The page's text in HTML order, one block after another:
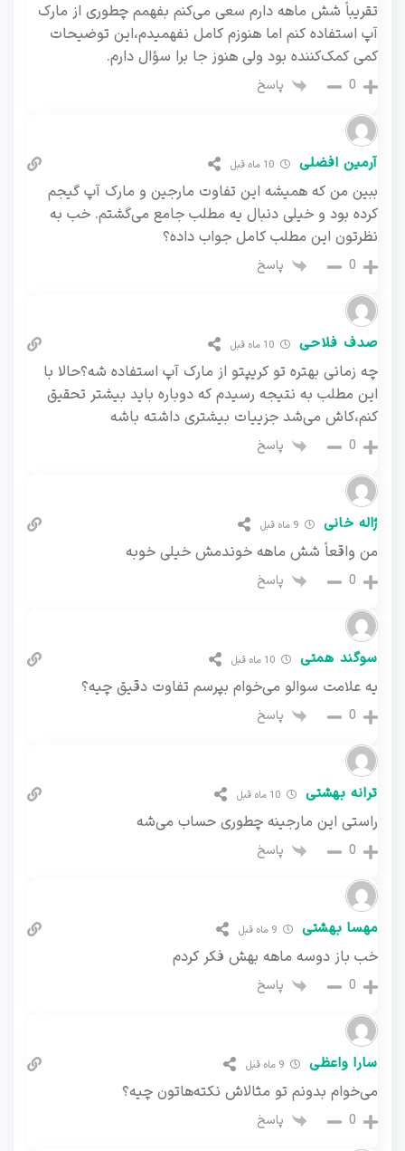
تقریباً شش ماهه دارم سعی می‌کنم بفهمم چطوری از مارک
آپ استفاده کنم اما هنوزم کامل نفهمیدم،این توضیحات
کمی کمک‌کننده بود ولی هنوز جا برا سؤال دارم.
0 پاسخ
آرمین افضلی
ببین من که همیشه این تفاوت مارجین و مارک آپ گیجم
کرده بود و خیلی دنبال یه مطلب جامع می‌گشتم. خب به
نظرتون این مطلب کامل جواب داده؟
0 پاسخ
صدف فلاحی
چه زمانی بهتره تو کریپتو از مارک آپ استفاده شه؟حالا با
این مطلب به نتیجه رسیدم که دوباره باید بیشتر تحقیق
کنم،کاش می‌شد جزییات بیشتری داشته باشه
0 پاسخ
ژاله خانی 9 ماه قبل
من واقعاً شش ماهه خوندمش خیلی خوبه
0 پاسخ
سوگند همتی
یه علامت سوالو می‌خوام بپرسم تفاوت دقیق چیه؟
0 پاسخ
ترانه بهشتی
راستی این مارجینه چطوری حساب می‌شه
0 پاسخ
مهسا بهشتی
خب باز دوسه ماهه بهش فکر کردم
0 پاسخ
سارا واعظی
می‌خوام بدونم تو مثالاش نکته‌هاتون چیه؟
0 پاسخ